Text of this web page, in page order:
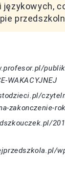
WAKACYJNEJ
zakonczenie-